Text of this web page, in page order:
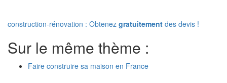
construction-rénovation : Obtenez gratuitement des devis !
Sur le même thème :
Faire construire sa maison en France